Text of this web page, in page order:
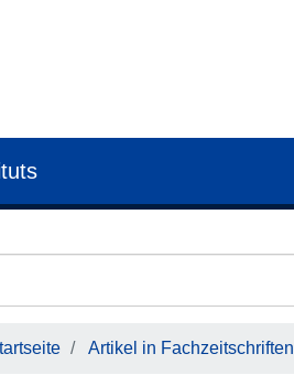
Artikel in Fachzeitschriften